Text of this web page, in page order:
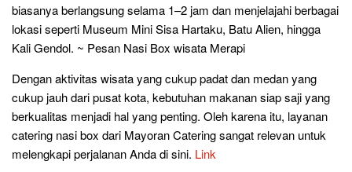
biasanya berlangsung selama 1–2 jam dan menjelajahi berbagai
lokasi seperti Museum Mini Sisa Hartaku, Batu Alien, hingga
Kali Gendol. ~ Pesan Nasi Box wisata Merapi
Dengan aktivitas wisata yang cukup padat dan medan yang
cukup jauh dari pusat kota, kebutuhan makanan siap saji yang
berkualitas menjadi hal yang penting. Oleh karena itu, layanan
catering nasi box dari Mayoran Catering sangat relevan untuk
melengkapi perjalanan Anda di sini. Link